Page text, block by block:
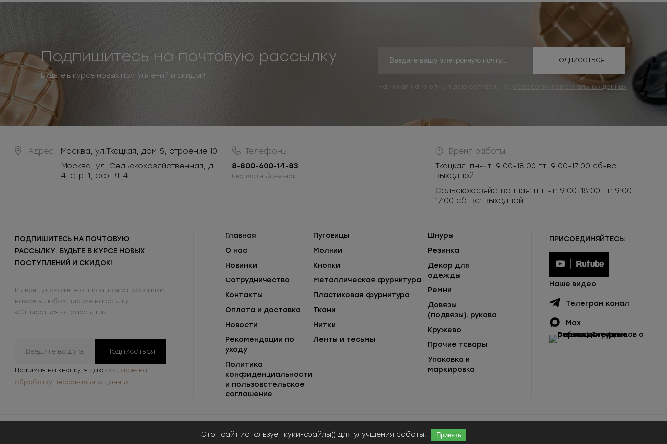
Подпишитесь на почтовую рассылку
Будьте в курсе новых поступлений и скидок!
Подписаться
Нажимая на кнопку, я даю согласие на обработку персональных данных
Адрес: Москва, ул.Ткацкая, дом 5, строение 10
Москва, ул. Сельскохозяйственная, д.
4, стр. 1, оф. Л-4
Телефоны:
8-800-600-14-83
Бесплатный звонок
Время работы:
Ткацкая: пн-чт: 9:00-18:00 пт: 9:00-17:00 сб-вс:
выходной
Сельскохозяйственная: пн-чт: 9:00-18:00 пт: 9:00-
17:00 сб-вс: выходной
ПОДПИШИТЕСЬ НА ПОЧТОВУЮ
РАССЫЛКУ. БУДЬТЕ В КУРСЕ НОВЫХ
ПОСТУПЛЕНИЙ И СКИДОК!
Вы всегда сможете отписаться от рассылки,
нажав в любом письме на ссылку
«Отписаться от рассылки»
Подписаться
Нажимая на кнопку, я даю согласие на
обработку персональных данных
Главная
О нас
Новинки
Сотрудничество
Контакты
Оплата и доставка
Новости
Рекомендации по
уходу
Политика
конфиденциальности
и пользовательское
соглашение
Пуговицы
Молнии
Кнопки
Металлическая фурнитура
Пластиковая фурнитура
Ткани
Нитки
Ленты и тесьмы
Шнуры
Резинка
Декор для
одежды
Ремни
Довязы
(подвязы), рукава
Кружево
Прочие товары
Упаковка и
маркировка
ПРИСОЕДИНЯЙТЕСЬ:
Наше видео
Телеграм канал
Max
Публичная оферта © ООО «Сержио Стефано», 2026
Этот сайт использует куки-файлы() для улучшения работы. Принять